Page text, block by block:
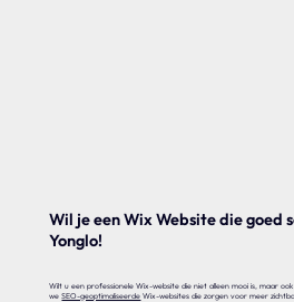
Wilt u een professionele Wix-website die niet alleen mooi is, maar
weSEO-geoptimaliseerde Wix-websites die zorgen voor meer
Wil je een Wix Website die goed
Yonglo!